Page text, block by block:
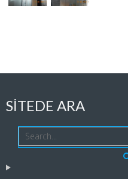
SITEDE ARA